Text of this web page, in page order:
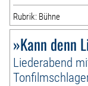
Rubrik: Bühne
»Kann denn
Liederabend